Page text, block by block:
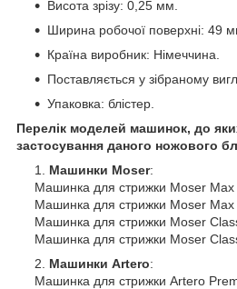
Висота зрізу: 0,25 мм.
Ширина робочої поверхні: 49
Країна виробник: Німеччина.
Поставляється у зібраному
Упаковка: блістер.
Перелік моделей машинок, до
застосування даного ножового
Машинки Moser:
Машинка для стрижки Moser
Машинка для стрижки Moser
Машинка для стрижки Moser
Машинка для стрижки Moser
Машинки Artero:
Машинка для стрижки Artero